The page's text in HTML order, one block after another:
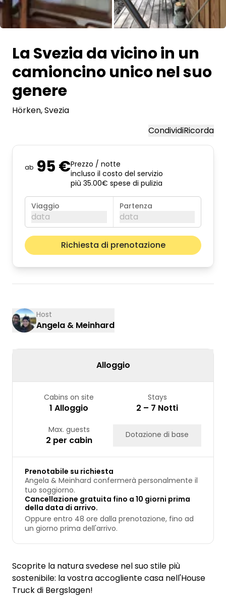
La Svezia da vicino in un
camioncino unico nel suo
genere
Hörken, Svezia
CondividiRicorda
ab 95 €Prezzo / notte
incluso il costo del servizio
più 35.00€ spese di pulizia
Viaggio
data
Partenza
data
agosto 2026
Il
10
17
18 19 20
Richiesta di prenotazione
Host
Angela & Meinhard
Alloggio
Cabins on site
1 Alloggio
Stays
2 – 7 Notti
Max. guests
2 per cabin Dotazione di base
Prenotabile su richiesta
Angela & Meinhard confermerà personalmente il
tuo soggiorno.
Cancellazione gratuita fino a 10 giorni prima
della data di arrivo.
Oppure entro 48 ore dalla prenotazione, fino ad
un giorno prima dell'arrivo.
Scoprite la natura svedese nel suo stile più
sostenibile: la vostra accogliente casa nell'House
Truck di Bergslagen!